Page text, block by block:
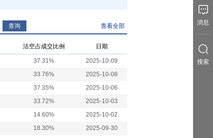
查看全部
沽空占成交比例 日期
37.31%
2025-10-09
33.76%
2025-10-08
37.35%
2025-10-06
33.72%
2025-10-03
14.60%
2025-10-02
18.30%
2025-09-30
消息
搜索